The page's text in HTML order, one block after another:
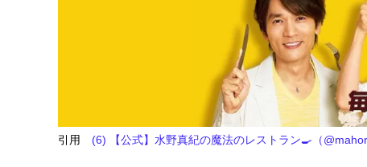
引用 (6) 【公式】水野真紀の魔法のレストラン🍳（